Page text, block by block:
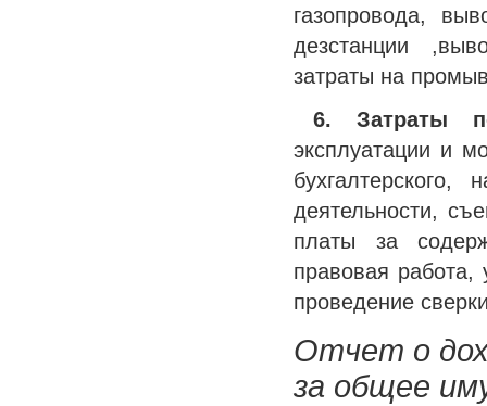
газопровода,
дезстанции
затраты на
6. Затраты
эксплуатации и
бухгалтерского,
деятельности,
платы за
правовая работа,
проведение
Отчет о
за общее